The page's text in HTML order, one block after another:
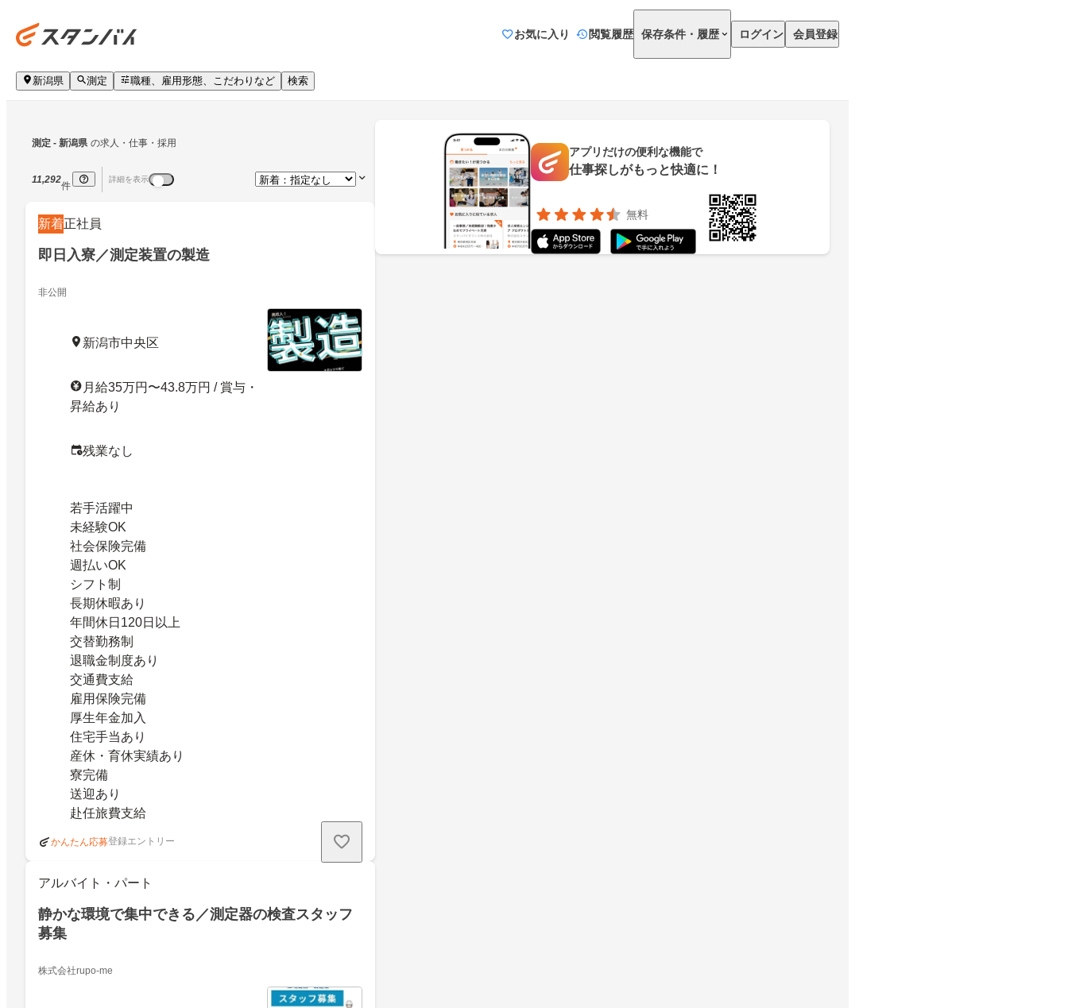
お気に入り 閲覧履歴 保存条件・履歴 ログイン 会員登録
新潟県 測定 職種、雇用形態、こだわりなど 検索
測定 - 新潟県 の求人・仕事・採用
11,292
件
詳細を表示
新着正社員
即日入寮／測定装置の製造
非公開
新潟市中央区
月給35万円〜43.8万円 / 賞与・
昇給あり
残業なし
若手活躍中
未経験OK
社会保険完備
週払いOK
シフト制
長期休暇あり
年間休日120日以上
交替勤務制
退職金制度あり
交通費支給
雇用保険完備
厚生年金加入
住宅手当あり
産休・育休実績あり
寮完備
送迎あり
赴任旅費支給
かんたん応募登録エントリー
アルバイト・パート
静かな環境で集中できる／測定器の検査スタッフ
募集
株式会社rupo-me
アプリだけの便利な機能で
仕事探しがもっと快適に！
無料